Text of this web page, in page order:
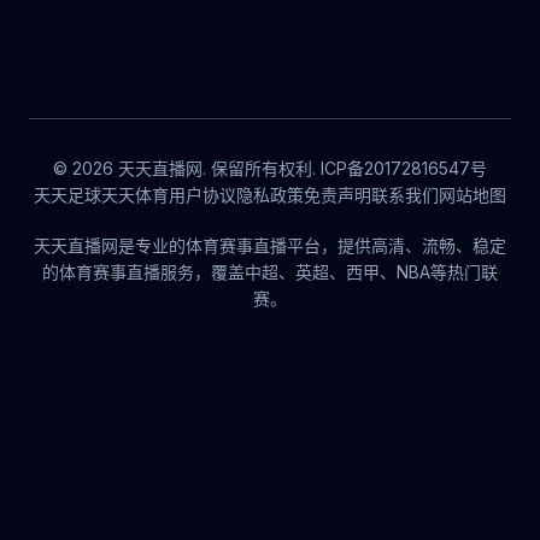
© 2026 天天直播网. 保留所有权利. ICP备20172816547号
天天足球天天体育用户协议隐私政策免责声明联系我们网站地图
天天直播网是专业的体育赛事直播平台，提供高清、流畅、稳定
的体育赛事直播服务，覆盖中超、英超、西甲、NBA等热门联
赛。